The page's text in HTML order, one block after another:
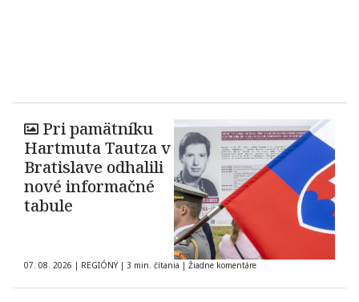
Pri pamätníku
Hartmuta Tautza v
Bratislave odhalili
nové informačné
tabule
07. 08. 2026 | REGIÓNY | 3 min. čítania | Žiadne komentáre